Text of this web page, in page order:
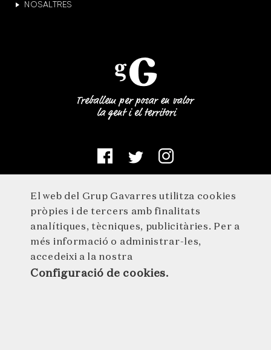
NOSALTRES
El web del Grup Gavarres utilitza cookies
pròpies i de tercers amb finalitats
analítiques, tècniques, publicitàries. Per a
més informació o administrar-les,
accedeixi a la nostra
Configuració de cookies.